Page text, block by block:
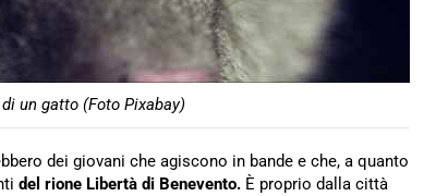
un gatto (Foto Pixabay)
dei giovani che agiscono in bande e che, a quanto
del rione Libertà di Benevento. È proprio dalla città